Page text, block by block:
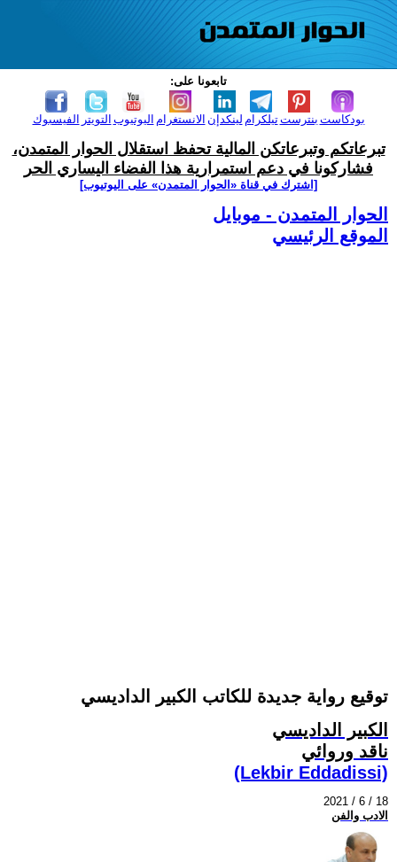
تابعونا على:
الفيسبوك التويتر اليوتيوب الانستغرام لينكدإن تيلكرامبنترست بودكاست
تبرعاتكم وتبرعاتكن المالية تحفظ استقلال الحوار المتمدن،
فشاركونا في دعم استمرارية هذا الفضاء اليساري الحر
[اشترك في قناة ‫«الحوار المتمدن» على اليوتيوب]
الحوار المتمدن - موبايل
الموقع الرئيسي
توقيع رواية جديدة للكاتب الكبير الداديسي
الكبير الداديسي
ناقد وروائي
(Lekbir Eddadissi)
2021 / 6 / 18
الادب والفن